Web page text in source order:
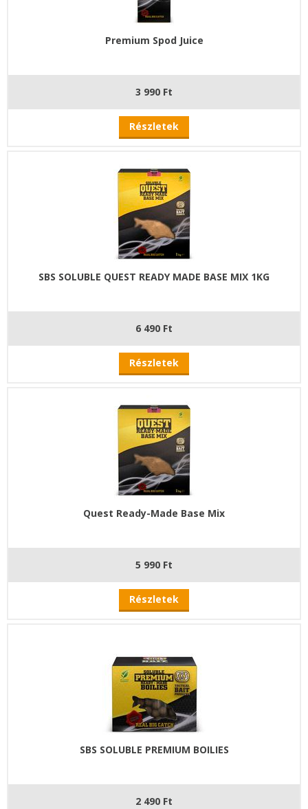
Premium Spod Juice
3 990 Ft
Részletek
SBS SOLUBLE QUEST READY MADE BASE MIX 1KG
6 490 Ft
Részletek
Quest Ready-Made Base Mix
5 990 Ft
Részletek
SBS SOLUBLE PREMIUM BOILIES
2 490 Ft